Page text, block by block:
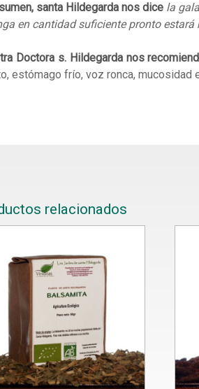
santa Hildegarda nos dice la
en cantidad suficiente pronto
Doctora s. Hildegarda nos
estómago frío, voz ronca, mucosidad
relacionados